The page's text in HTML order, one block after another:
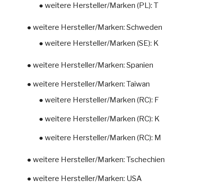
● weitere Hersteller/Marken (PL): T
● weitere Hersteller/Marken: Schweden
● weitere Hersteller/Marken (SE): K
● weitere Hersteller/Marken: Spanien
● weitere Hersteller/Marken: Taiwan
● weitere Hersteller/Marken (RC): F
● weitere Hersteller/Marken (RC): K
● weitere Hersteller/Marken (RC): M
● weitere Hersteller/Marken: Tschechien
● weitere Hersteller/Marken: USA